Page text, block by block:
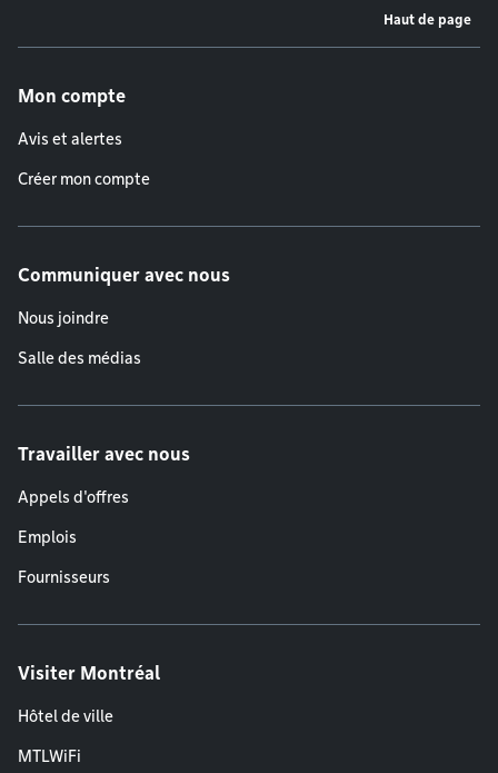
Haut de page
Mon compte
Avis et alertes
Créer mon compte
Communiquer avec nous
Nous joindre
Salle des médias
Travailler avec nous
Appels d'offres
Emplois
Fournisseurs
Visiter Montréal
Hôtel de ville
MTLWiFi